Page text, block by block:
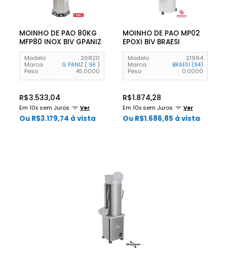
MOINHO DE PAO 80KG
MFP80 INOX BIV GPANIZ
Modelo
26820
Marca
G PANIZ ( 96 )
Peso 45.0000
R$3.533,04
Em 10x sem Juros Ver
Ou R$3.179,74 à vista
MOINHO DE PAO MP02
EPOXI BIV BRAESI
Modelo
21994
Marca
BRAESI (94)
Peso 0.0000
R$1.874,28
Em 10x sem Juros Ver
Ou R$1.686,85 à vista